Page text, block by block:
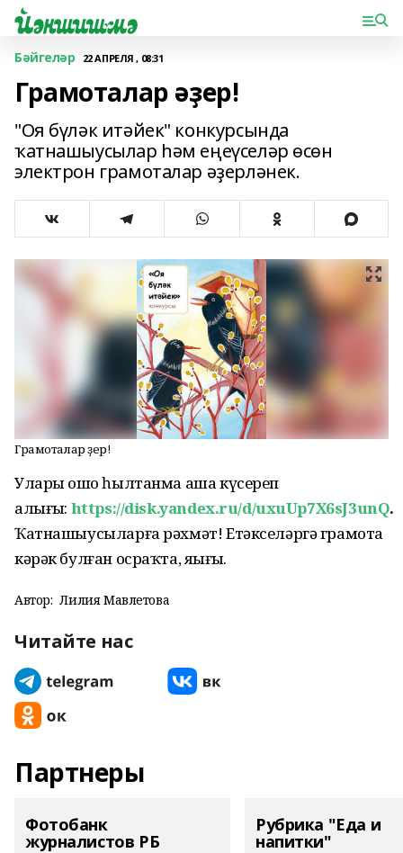
Бәйгеләр 22 АПРЕЛЯ , 08:31
Грамоталар әҙер!
"Оя бүләк итәйек" конкурсында
ҡатнашыусылар һәм еңеүселәр өсөн
электрон грамоталар әҙерләнек.
Грамоталар әҙер!
Уларҙы ошо һылтанма аша күсереп
алығыҙ: https://disk.yandex.ru/d/uxuUp7X6sJ3unQ.
Ҡатнашыусыларға рәхмәт! Етәкселәргә грамота
кәрәк булған осраҡта, яҙығыҙ.
Автор: Лилия Мавлетова
Читайте нас
Партнеры
Фотобанк
журналистов РБ
Рубрика "Еда и
напитки"